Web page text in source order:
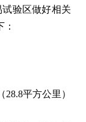
试验区做好相关
平方公里）